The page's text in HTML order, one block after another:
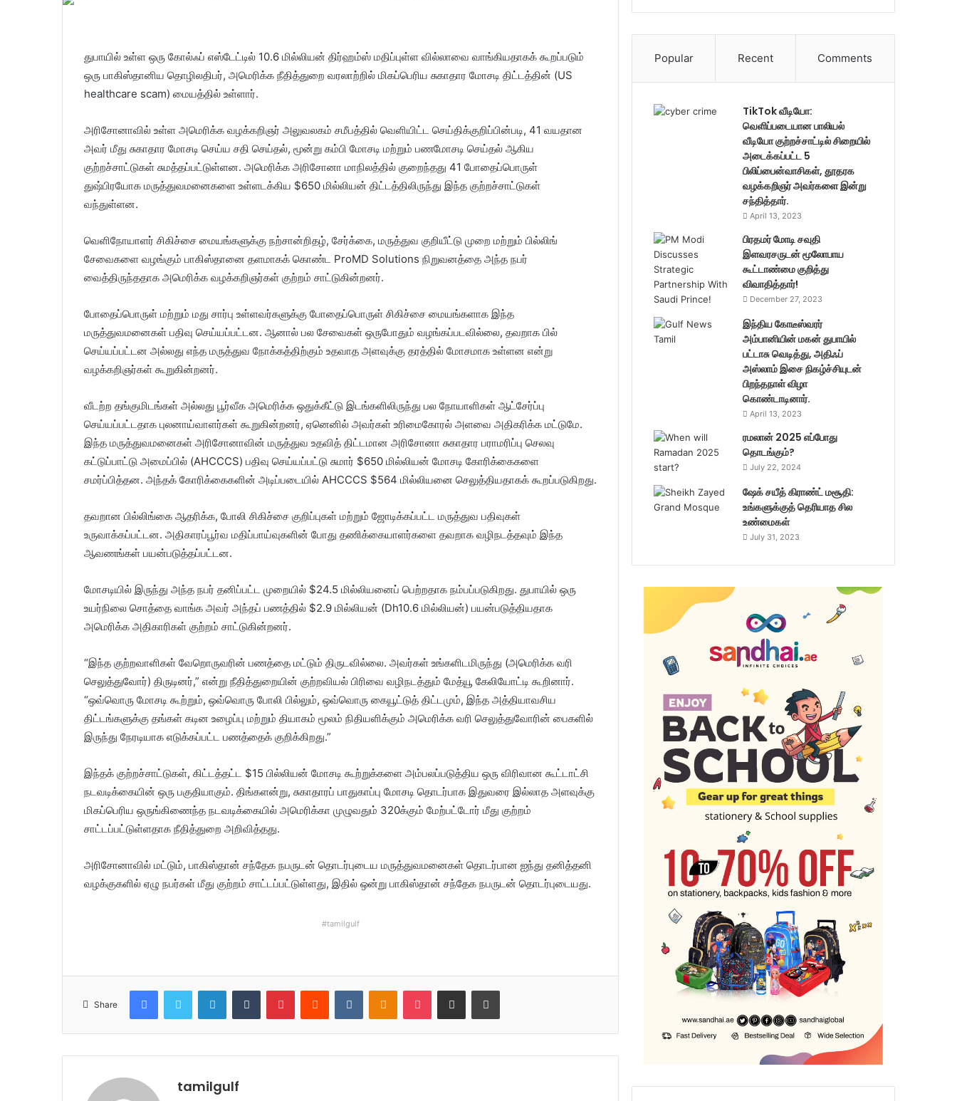
a
i
l
துபாயில் உள்ள ஒரு கோல்ஃப் எஸ்டேட்டில் 10.6 மில்லியன் திர்ஹம்ஸ் மதிப்புள்ள வில்லாவை வாங்கியதாகக் கூறப்படும்
ஒரு பாகிஸ்தானிய தொழிலதிபர், அமெரிக்க நீதித்துறை வரலாற்றில் மிகப்பெரிய சுகாதார மோசடி திட்டத்தின் (US
healthcare scam) மையத்தில் உள்ளார்.
அரிசோனாவில் உள்ள அமெரிக்க வழக்கறிஞர் அலுவலகம் சமீபத்தில் வெளியிட்ட செய்திக்குறிப்பின்படி, 41 வயதான
அவர் மீது சுகாதார மோசடி செய்ய சதி செய்தல், மூன்று கம்பி மோசடி மற்றும் பணமோசடி செய்தல் ஆகிய
குற்றச்சாட்டுகள் சுமத்தப்பட்டுள்ளன. அமெரிக்க அரிசோனா மாநிலத்தில் குறைந்தது 41 போதைப்பொருள்
துஷ்பிரயோக மருத்துவமனைகளை உள்ளடக்கிய $650 மில்லியன் திட்டத்திலிருந்து இந்த குற்றச்சாட்டுகள்
வந்துள்ளன.
வெளிநோயாளர் சிகிச்சை மையங்களுக்கு நற்சான்றிதழ், சேர்க்கை, மருத்துவ குறியீட்டு முறை மற்றும் பில்லிங்
சேவைகளை வழங்கும் பாகிஸ்தானை தளமாகக் கொண்ட ProMD Solutions நிறுவனத்தை அந்த நபர்
வைத்திருந்ததாக அமெரிக்க வழக்கறிஞர்கள் குற்றம் சாட்டுகின்றனர்.
போதைப்பொருள் மற்றும் மது சார்பு உள்ளவர்களுக்கு போதைப்பொருள் சிகிச்சை மையங்களாக இந்த
மருத்துவமனைகள் பதிவு செய்யப்பட்டன. ஆனால் பல சேவைகள் ஒருபோதும் வழங்கப்படவில்லை, தவறாக பில்
செய்யப்பட்டன அல்லது எந்த மருத்துவ நோக்கத்திற்கும் உதவாத அளவுக்கு தரத்தில் மோசமாக உள்ளன என்று
வழக்கறிஞர்கள் கூறுகின்றனர்.
வீடற்ற தங்குமிடங்கள் அல்லது பூர்வீக அமெரிக்க ஒதுக்கீட்டு இடங்களிலிருந்து பல நோயாளிகள் ஆட்சேர்ப்பு
செய்யப்பட்டதாக புலனாய்வாளர்கள் கூறுகின்றனர், ஏனெனில் அவர்கள் உரிமைகோரல் அளவை அதிகரிக்க மட்டுமே.
இந்த மருத்துவமனைகள் அரிசோனாவின் மருத்துவ உதவித் திட்டமான அரிசோனா சுகாதார பராமரிப்பு செலவு
கட்டுப்பாட்டு அமைப்பில் (AHCCCS) பதிவு செய்யப்பட்டு சுமார் $650 மில்லியன் மோசடி கோரிக்கைகளை
சமர்ப்பித்தன. அந்தக் கோரிக்கைகளின் அடிப்படையில் AHCCCS $564 மில்லியனை செலுத்தியதாகக் கூறப்படுகிறது.
தவறான பில்லிங்கை ஆதரிக்க, போலி சிகிச்சை குறிப்புகள் மற்றும் ஜோடிக்கப்பட்ட மருத்துவ பதிவுகள்
உருவாக்கப்பட்டன. அதிகாரப்பூர்வ மதிப்பாய்வுகளின் போது தணிக்கையாளர்களை தவறாக வழிநடத்தவும் இந்த
ஆவணங்கள் பயன்படுத்தப்பட்டன.
மோசடியில் இருந்து அந்த நபர் தனிப்பட்ட முறையில் $24.5 மில்லியனைப் பெற்றதாக நம்பப்படுகிறது. துபாயில் ஒரு
உயர்நிலை சொத்தை வாங்க அவர் அந்தப் பணத்தில் $2.9 மில்லியன் (Dh10.6 மில்லியன்) பயன்படுத்தியதாக
அமெரிக்க அதிகாரிகள் குற்றம் சாட்டுகின்றனர்.
“இந்த குற்றவாளிகள் வேறொருவரின் பணத்தை மட்டும் திருடவில்லை. அவர்கள் உங்களிடமிருந்து (அமெரிக்க வரி
செலுத்துவோர்) திருடினர்,” என்று நீதித்துறையின் குற்றவியல் பிரிவை வழிநடத்தும் மேத்யூ கேலியோட்டி கூறினார்.
“ஒவ்வொரு மோசடி கூற்றும், ஒவ்வொரு போலி பில்லும், ஒவ்வொரு கையூட்டுத் திட்டமும், இந்த அத்தியாவசிய
திட்டங்களுக்கு தங்கள் கடின உழைப்பு மற்றும் தியாகம் மூலம் நிதியளிக்கும் அமெரிக்க வரி செலுத்துவோரின் பைகளில்
இருந்து நேரடியாக எடுக்கப்பட்ட பணத்தைக் குறிக்கிறது.”
இந்தக் குற்றச்சாட்டுகள், கிட்டத்தட்ட $15 பில்லியன் மோசடி கூற்றுக்களை அம்பலப்படுத்திய ஒரு விரிவான கூட்டாட்சி
நடவடிக்கையின் ஒரு பகுதியாகும். திங்களன்று, சுகாதாரப் பாதுகாப்பு மோசடி தொடர்பாக இதுவரை இல்லாத அளவுக்கு
மிகப்பெரிய ஒருங்கிணைந்த நடவடிக்கையில் அமெரிக்கா முழுவதும் 320க்கும் மேற்பட்டோர் மீது குற்றம்
சாட்டப்பட்டுள்ளதாக நீதித்துறை அறிவித்தது.
அரிசோனாவில் மட்டும், பாகிஸ்தான் சந்தேக நபருடன் தொடர்புடைய மருத்துவமனைகள் தொடர்பான ஐந்து தனித்தனி
வழக்குகளில் ஏழு நபர்கள் மீது குற்றம் சாட்டப்பட்டுள்ளது, இதில் ஒன்று பாகிஸ்தான் சந்தேக நபருடன் தொடர்புடையது.
#tamilgulf
Share
tamilgulf
Popular Recent Comments
TikTok வீடியோ:
வெளிப்படையான பாலியல்
வீடியோ குற்றச்சாட்டில் சிறையில்
அடைக்கப்பட்ட 5
பிலிப்பைன்வாசிகள், தூதரக
வழக்கறிஞர் அவர்களை இன்று
சந்தித்தார்.
April 13, 2023
பிரதமர் மோடி சவுதி
இளவரசருடன் மூலோபாய
கூட்டாண்மை குறித்து
விவாதித்தார்!
December 27, 2023
இந்திய கோடீஸ்வரர்
அம்பானியின் மகன் துபாயில்
பட்டாசு வெடித்து, அதிஃப்
அஸ்லாம் இசை நிகழ்ச்சியுடன்
பிறந்தநாள் விழா
கொண்டாடினார்.
April 13, 2023
ரமலான் 2025 எப்போது
தொடங்கும்?
July 22, 2024
ஷேக் சயீத் கிராண்ட் மசூதி:
உங்களுக்குத் தெரியாத சில
உண்மைகள்
July 31, 2023